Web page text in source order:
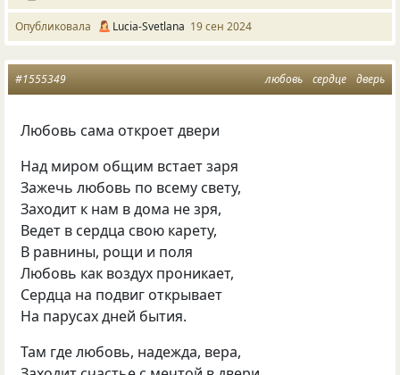
Опубликовала Lucia-Svetlana 19 сен 2024
любовь сердце дверь
#1555349
Любовь сама откроет двери
Над миром общим встает заря
Зажечь любовь по всему свету,
Заходит к нам в дома не зря,
Ведет в сердца свою карету,
В равнины, рощи и поля
Любовь как воздух проникает,
Сердца на подвиг открывает
На парусах дней бытия.
Там где любовь, надежда, вера,